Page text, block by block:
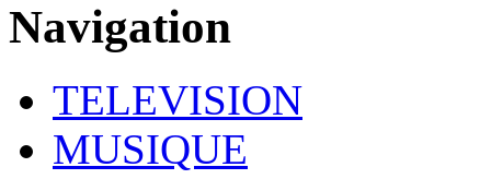
Navigation
TELEVISION
MUSIQUE